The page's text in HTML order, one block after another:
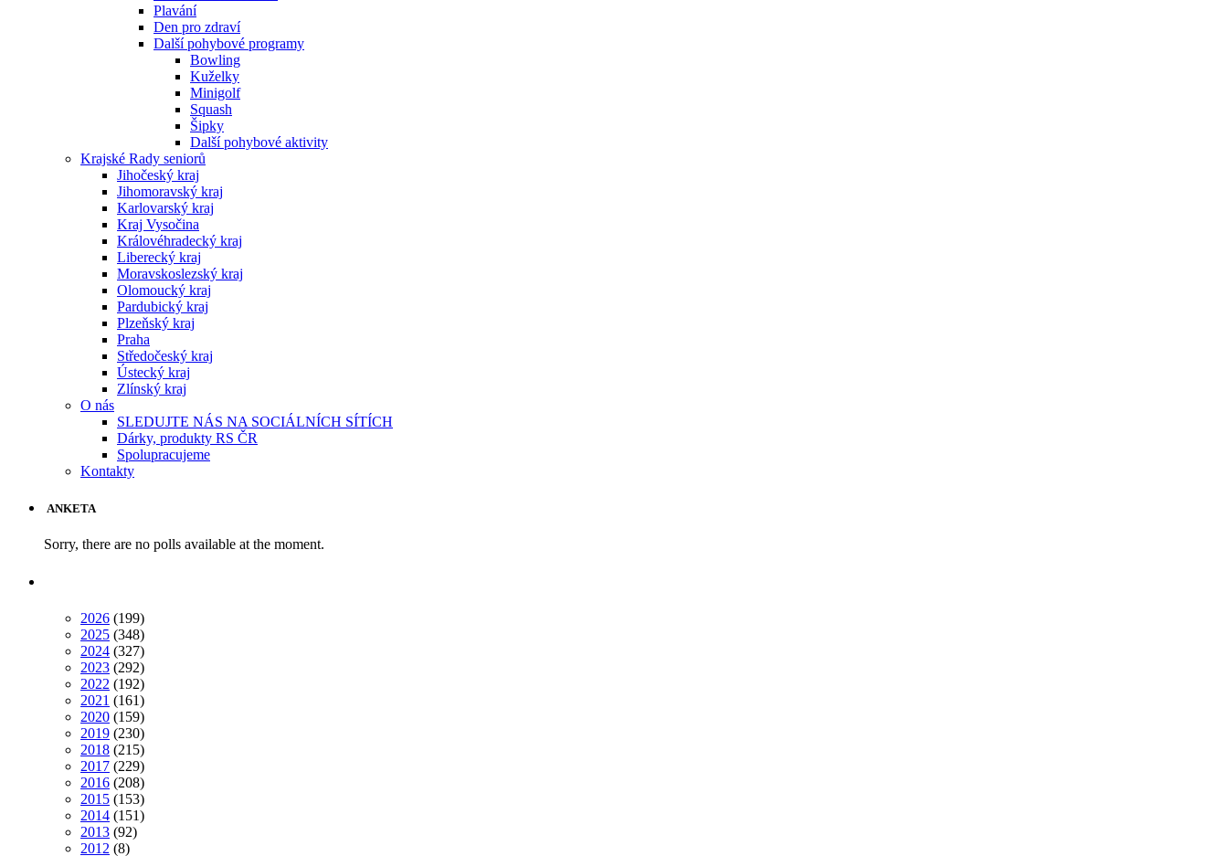
Plavání
Den pro zdraví
Další pohybové programy
Bowling
Kuželky
Minigolf
Squash
Šipky
Další pohybové aktivity
Krajské Rady seniorů
Jihočeský kraj
Jihomoravský kraj
Karlovarský kraj
Kraj Vysočina
Královéhradecký kraj
Liberecký kraj
Moravskoslezský kraj
Olomoucký kraj
Pardubický kraj
Plzeňský kraj
Praha
Středočeský kraj
Ústecký kraj
Zlínský kraj
O nás
SLEDUJTE NÁS NA SOCIÁLNÍCH SÍTÍCH
Dárky, produkty RS ČR
Spolupracujeme
Kontakty
ANKETA
Sorry, there are no polls available at the moment.
2026 (199)
2025 (348)
2024 (327)
2023 (292)
2022 (192)
2021 (161)
2020 (159)
2019 (230)
2018 (215)
2017 (229)
2016 (208)
2015 (153)
2014 (151)
2013 (92)
2012 (8)